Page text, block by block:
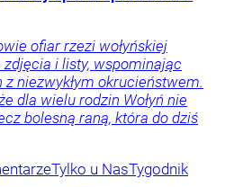
ofiar rzezi wołyńskiej
i listy, wspominając
niezwykłym okrucieństwem.
dla wielu rodzin Wołyń nie
bolesną raną, która do dziś
Tylko u NasTygodnik